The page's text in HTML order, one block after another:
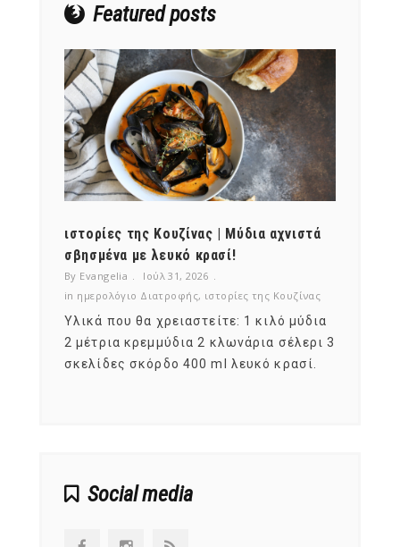
Featured posts
ιστορίες της Κουζίνας | Μύδια αχνιστά
σβησμένα με λευκό κρασί!
By Evangelia
Ιούλ 31, 2026
in ημερολόγιο Διατροφής, ιστορίες της Κουζίνας
Υλικά που θα χρειαστείτε: 1 κιλό μύδια
2 μέτρια κρεμμύδια 2 κλωνάρια σέλερι 3
σκελίδες σκόρδο 400 ml λευκό κρασί.
Social media